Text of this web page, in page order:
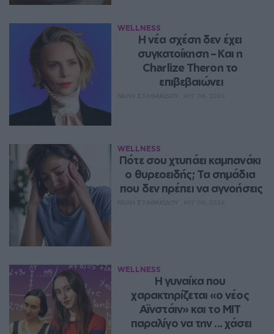
WELLNESS
Η νέα σχέση δεν έχει
συγκατοίκηση – Και η
Charlize Theron το
επιβεβαιώνει
WELLNESS
Πότε σου χτυπάει καμπανάκι
ο θυρεοειδής; Τα σημάδια
που δεν πρέπει να αγνοήσεις
WELLNESS
Η γυναίκα που
χαρακτηρίζεται «ο νέος
Αϊνστάιν» και το MIT
παραλίγο να την ... χάσει